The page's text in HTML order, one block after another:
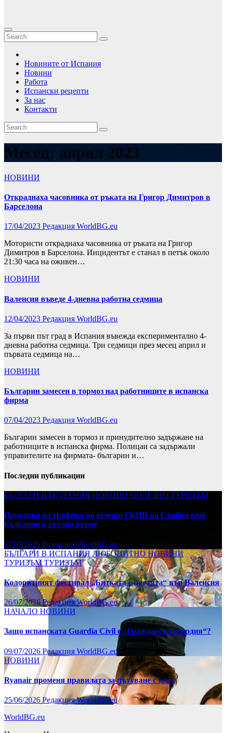
Новините от Испания
Новини
Работа
Испански рецепти
За нас
Контакти
Месец: април 2023
НОВИНИ
Откраднаха часовника от ръката на Григор Димитров в
Барселона
17/04/2023 Редакция WorldBG.eu
Мотористи откраднаха часовника от ръката на Григор
Димитров в Барселона. Инцидентът е станал в петък около
21:30 часа на оживен…
НОВИНИ
Валенсия въведе 4-дневна работна седмица
12/04/2023 Редакция WorldBG.eu
За първи път град в Испания въвежда експериментално 4-
дневна работна седмица. Три седмици през месец април и
първата седмица на…
НОВИНИ
Българин замесен в тормоз над работниците в испанска
фирма
07/04/2023 Редакция WorldBG.eu
Българин замесен в тормоз и принудително задържане на
работниците в испанска фирма. Полицаи са задържали
управителите на фирмата- българин и…
Последни публикации
БЪЛГАРИ В ИСПАНИЯ НОВИНИ ПОЛЕЗНО ТУРИЗЪМ
Проверка на трафика по всички ГКПП на Сърбия към
България в реално време
27/07/2026 Редакция WorldBG.eu
БЪЛГАРИ В ИСПАНИЯ ЛЮБОПИТНОНОВИНИ
ТУРИЗЪМТУРИЗЪМ
Колоритният фестивал „Битката с цветята“ във Валенсия
26/07/2026Редакция WorldBG.eu
НАЧАЛО НОВИНИ
Защо испанската Guardia Civil е „Гражданска гвардия“?
09/07/2026 Редакция WorldBG.eu
НОВИНИ
Ryanair променя правилата за пътуване с деца
25/06/2026Редакция WorldBG.eu
WorldBG.eu